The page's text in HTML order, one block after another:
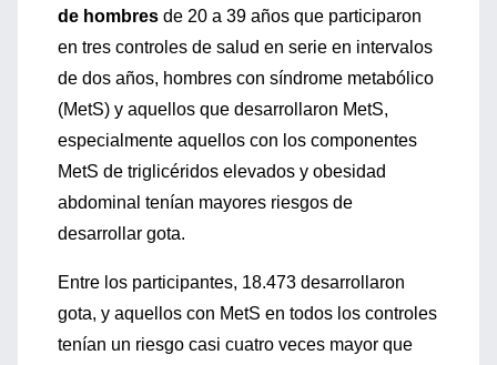
de hombres de 20 a 39 años que participaron
en tres controles de salud en serie en intervalos
de dos años, hombres con síndrome metabólico
(MetS) y aquellos que desarrollaron MetS,
especialmente aquellos con los componentes
MetS de triglicéridos elevados y obesidad
abdominal tenían mayores riesgos de
desarrollar gota.
Entre los participantes, 18.473 desarrollaron
gota, y aquellos con MetS en todos los controles
tenían un riesgo casi cuatro veces mayor que